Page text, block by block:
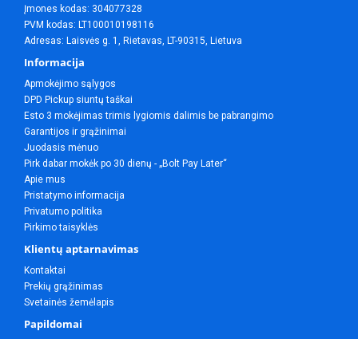
Įmones kodas: 304077328
PVM kodas: LT100010198116
Adresas: Laisvės g. 1, Rietavas, LT-90315, Lietuva
Informacija
Apmokėjimo sąlygos
DPD Pickup siuntų taškai
Esto 3 mokėjimas trimis lygiomis dalimis be pabrangimo
Garantijos ir grąžinimai
Juodasis mėnuo
Pirk dabar mokėk po 30 dienų - „Bolt Pay Later“
Apie mus
Pristatymo informacija
Privatumo politika
Pirkimo taisyklės
Klientų aptarnavimas
Kontaktai
Prekių grąžinimas
Svetainės žemėlapis
Papildomai